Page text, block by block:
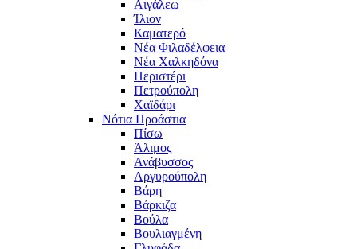
Αιγάλεω
Ίλιον
Καματερό
Νέα Φιλαδέλφεια
Νέα Χαλκηδόνα
Περιστέρι
Πετρούπολη
Χαϊδάρι
Νότια Προάστια
Πίσω
Άλιμος
Ανάβυσσος
Αργυρούπολη
Βάρη
Βάρκιζα
Βούλα
Βουλιαγμένη